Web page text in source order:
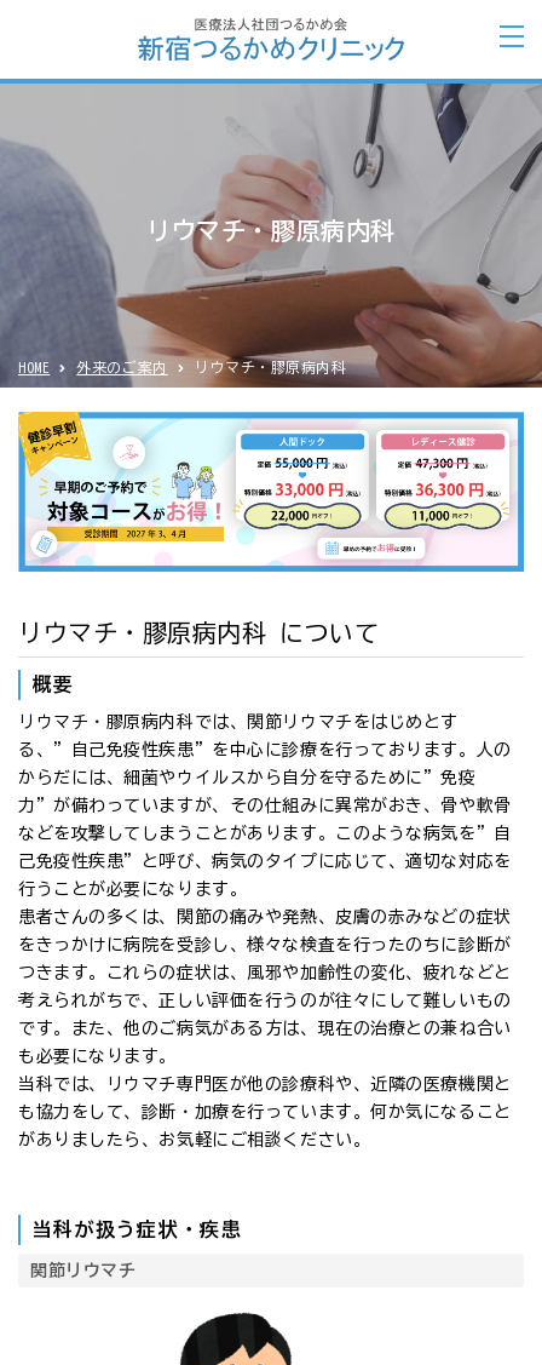
リウマチ・膠原病内科
HOME 外来のご案内 リウマチ・膠原病内科
リウマチ・膠原病内科 について
概要
リウマチ・膠原病内科では、関節リウマチをはじめとす
る、”自己免疫性疾患”を中心に診療を行っております。人の
からだには、細菌やウイルスから自分を守るために”免疫
力”が備わっていますが、その仕組みに異常がおき、骨や軟骨
などを攻撃してしまうことがあります。このような病気を”自
己免疫性疾患”と呼び、病気のタイプに応じて、適切な対応を
行うことが必要になります。
患者さんの多くは、関節の痛みや発熱、皮膚の赤みなどの症状
をきっかけに病院を受診し、様々な検査を行ったのちに診断が
つきます。これらの症状は、風邪や加齢性の変化、疲れなどと
考えられがちで、正しい評価を行うのが往々にして難しいもの
です。また、他のご病気がある方は、現在の治療との兼ね合い
も必要になります。
当科では、リウマチ専門医が他の診療科や、近隣の医療機関と
も協力をして、診断・加療を行っています。何か気になること
がありましたら、お気軽にご相談ください。
当科が扱う症状・疾患
関節リウマチ